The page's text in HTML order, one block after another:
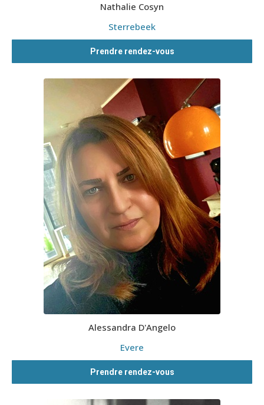
Nathalie Cosyn
Sterrebeek
Prendre rendez-vous
Alessandra D'Angelo
Evere
Prendre rendez-vous